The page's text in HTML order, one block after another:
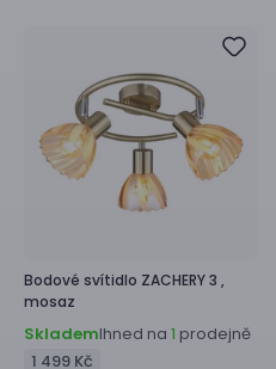
Bodové svítidlo ZACHERY 3 ,
mosaz
SklademIhned na 1 prodejně
1 499 Kč